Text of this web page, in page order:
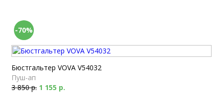
-70%
Бюстгальтер VOVA V54032
Пуш-ап
3 850 р. 1 155 р.